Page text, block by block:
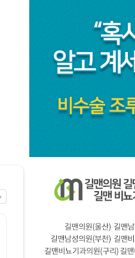
[토큰운세]
6일 띠별 토큰